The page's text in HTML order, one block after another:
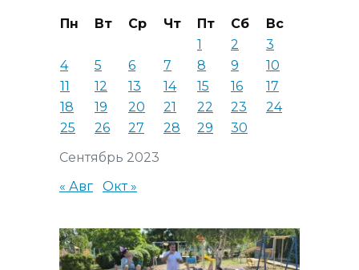
Сентябрь 2023
Пн Вт Ср Чт Пт Сб
Вс
1
2
3
4
5 6 7 8 9
10
11
12 13 14 15 16
17
18
19 20 21 22 23
24
25
26 27 28 29 30
« Авг Окт »